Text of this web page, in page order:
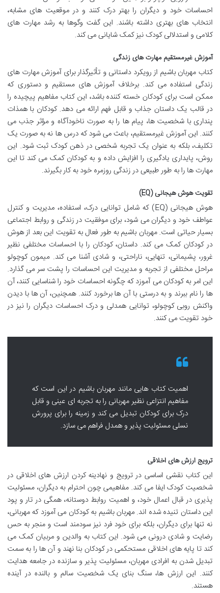
احساسات خود و دیگران را بهتر درک کنند و در موقعیت های مشابه،
انتخاب های بهتری داشته باشند. این گفت وگوها به رشد مهارت های
کلامی و استدلالی کودک نیز کمک شایانی می کند.
آموزش غیرمستقیم مهارت های زندگی
کتاب مهربان باشیم از رویکرد داستانی و تأثیرگذار برای آموزش مهارت های
زندگی استفاده می کند. برخلاف آموزش های مستقیم و دستوری که
ممکن است برای کودکان خسته کننده باشد، این کتاب مفاهیم پیچیده را
در قالب یک داستان جذاب و قابل فهم ارائه می دهد. کودکان با همذات
پنداری با شخصیت ها، پیام ها را به صورت ناخودآگاه و مؤثر جذب می
کنند. این آموزش غیرمستقیم، باعث می شود که درس ها نه به صورت یک
تکلیف، بلکه به عنوان یک تجربه شخصی در ذهن کودک ثبت شود. این
روش، پایداری یادگیری را افزایش داده و به کودکان کمک می کند تا این
مهارت ها را به طور طبیعی در زندگی روزمره خود به کار بگیرند.
تقویت هوش هیجانی (EQ)
هوش هیجانی (EQ) که شامل توانایی درک، استفاده، مدیریت و کنترل
عواطف خود و دیگران می شود، برای موفقیت در زندگی و روابط اجتماعی
بسیار حیاتی است. مهربان باشیم به طور فعال به تقویت این بعد از هوش
در کودکان کمک می کند. داستان، کودکان را با احساسات مختلفی نظیر
غرور، پشیمانی، تنهایی، ناراحتی، و شادی آشنا می کند. میمون کوچولو
مراحل مختلفی از تجربه و مدیریت این احساسات را پشت سر می گذارد.
این امر به کودکان می آموزد که چگونه احساسات خود را شناسایی کنند، آن
ها را نام ببرند و به درستی با آن ها برخورد کنند. همچنین، آن ها با دیدن
واکنش روبی کوچولو، توانایی همدلی و درک احساسات دیگران را نیز در
خود تقویت می کنند.
اهمیت کتاب هایی مانند مهربان باشیم در این است که
مفاهیم انتزاعی نظیر مهربانی را به تجربه ای عینی و قابل
درک برای کودکان تبدیل می کند و زمینه را برای پرورش
نسلی مسئولیت پذیر و همدل فراهم می سازد.
ترویج ارزش های اخلاقی
این کتاب نقشی اساسی در ترویج و نهادینه کردن ارزش های اخلاقی در
شخصیت کودک ایفا می کند. مفاهیمی چون احترام به دیگران، مسئولیت
پذیری در قبال اعمال خود، و اهمیت روابط دوستانه، همگی در تار و پود
این داستان تنیده شده اند. مهربان باشیم به کودکان می آموزد که مهربانی،
نه تنها برای دیگران، بلکه برای خود فرد نیز سودمند است و منجر به حس
رضایت و شادی درونی می شود. این کتاب به والدین و مربیان کمک می
کند تا پایه های اخلاقی مستحکمی در کودکان بنا نهند و آن ها را به سمت
تبدیل شدن به افرادی مهربان، مسئولیت پذیر و سازنده در جامعه هدایت
کنند. این ارزش ها، سنگ بنای یک شخصیت سالم و بالنده در آینده
هستند.